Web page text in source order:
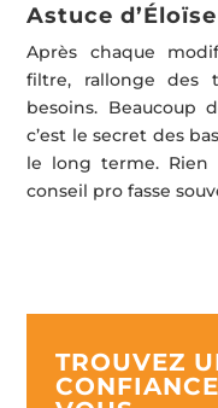
Astuce
Après chaque
filtre, rallonge des
besoins. Beaucoup
c’est le secret des
le long terme. Rien
conseil pro fasse
TROUVEZ